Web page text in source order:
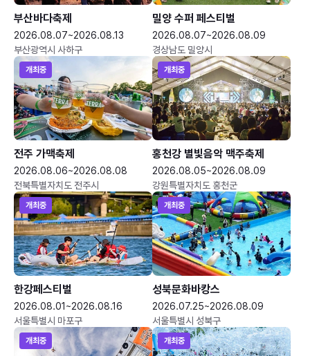
부산바다축제
2026.08.07~2026.08.13
부산광역시 사하구
밀양 수퍼 페스티벌
2026.08.07~2026.08.09
경상남도 밀양시
개최중
전주 가맥축제
2026.08.06~2026.08.08
전북특별자치도 전주시
개최중
홍천강 별빛음악 맥주축제
2026.08.05~2026.08.09
강원특별자치도 홍천군
개최중
한강페스티벌
2026.08.01~2026.08.16
서울특별시 마포구
개최중
성북문화바캉스
2026.07.25~2026.08.09
서울특별시 성북구
개최중 개최중